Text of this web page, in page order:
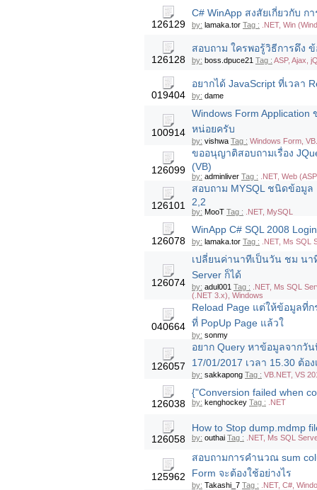
126129
C# WinApp สงสัยเกี่ยวกับ ก
by: lamaka.tor Tag : .NET, Win
126128
สอบถาม ใครพอรู้วิธีการดึง
by: boss.dpuce21 Tag : ASP, Ajax,
019404
อยากได้ JavaScript ที่เวลา
by: dame
100914
Windows Form
หน่อยครับ
by: vishwa Tag : Windows Form,
126099
ขออนุญาติสอบถามเรื่อง
(VB)
by: adminliver Tag : .NET, Web
126101
สอบถาม MYSQL ชนิดข้อมู
2,2
by: MooT Tag : .NET, MySQL
126078
WinApp C# SQL 2008
by: lamaka.tor Tag : .NET, Ms SQL
126074
เปลี่ยนค่านาทีเป็นวัน ชม นา
Server ก็ได้
by: adul001 Tag :
.NET, Ms SQL
(.NET 3.x), Windows
040664
Reload Page แต่ให้ข้อมูลที่
ที่ PopUp Page แล้วใ
by: sonmy
126057
อยาก Query หาข้อมูลจากวั
17/01/2017 เวลา 15.30 ต้อ
by: sakkapong Tag : VB.NET, VS
126038
{"Conversion failed when
by: kenghockey Tag : .NET
126058
How to Stop dump.mdmp
by: outhai Tag : .NET, Ms SQL
125962
สอบถามการคำนวณ sum
Form จะต้องใช้อย่างไร
by: Takashi_7 Tag : .NET, C#,